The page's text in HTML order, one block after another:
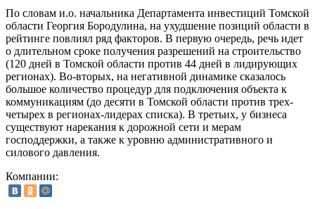
По словам и.о. начальника Департамента инвестиций Томской
области Георгия Бородулина, на ухудшение позиций области в
рейтинге повлиял ряд факторов. В первую очередь, речь идет
о длительном сроке получения разрешений на строительство
(120 дней в Томской области против 44 дней в лидирующих
регионах). Во-вторых, на негативной динамике сказалось
большое количество процедур для подключения объекта к
коммуникациям (до десяти в Томской области против трех-
четырех в регионах-лидерах списка). В третьих, у бизнеса
существуют нарекания к дорожной сети и мерам
господдержки, а также к уровню административного и
силового давления.
Компании: